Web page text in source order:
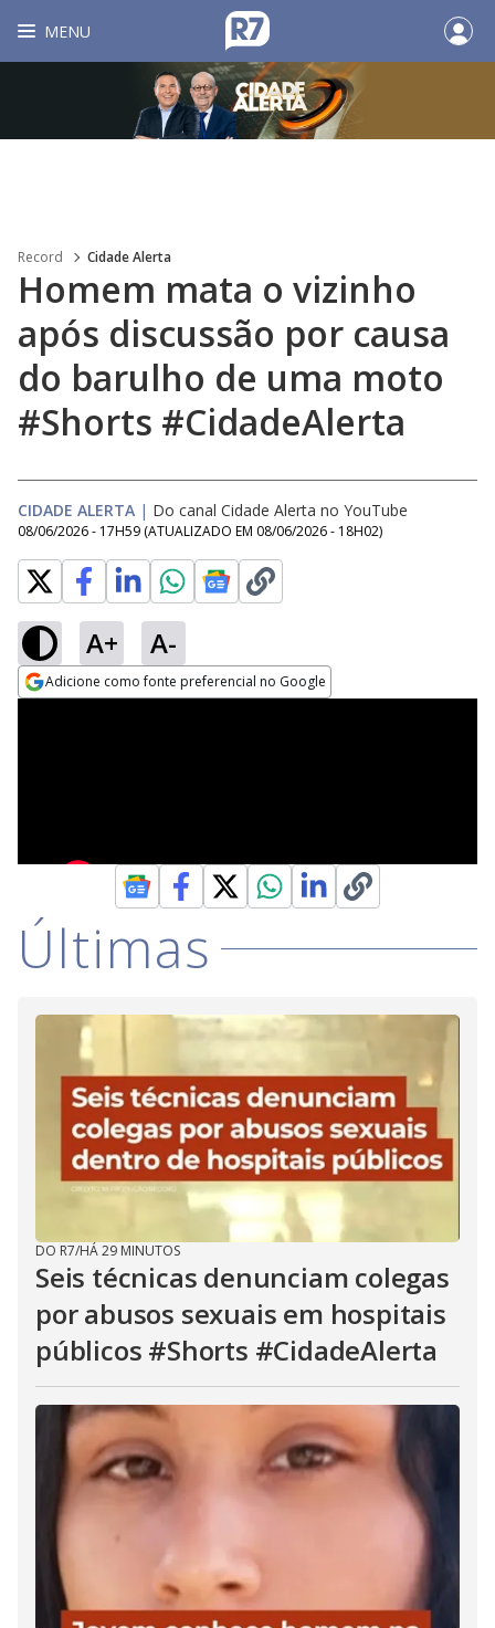
MENU
Record Cidade Alerta
Homem mata o vizinho
após discussão por causa
do barulho de uma moto
#Shorts #CidadeAlerta
CIDADE ALERTA | Do canal Cidade Alerta no YouTube
08/06/2026 - 17H59 (ATUALIZADO EM 08/06/2026 - 18H02)
A+ A-
Adicione como fonte preferencial no Google
Últimas
DO R7/HÁ 29 MINUTOS
Seis técnicas denunciam colegas
por abusos sexuais em hospitais
públicos #Shorts #CidadeAlerta